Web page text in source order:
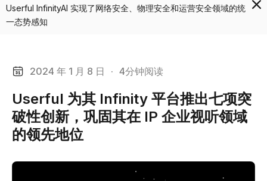
Userful InfinityAI 实现了网络安全、物理安全和运营安全领域的统
一态势感知
2024 年 1 月 8 日 · 4分钟阅读
Userful 为其 Infinity 平台推出七项突
破性创新，巩固其在 IP 企业视听领域
的领先地位